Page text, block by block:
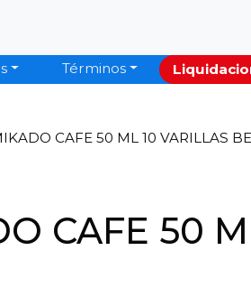
Términos
CAFE 50 ML 10 VARILLAS
CAFE 50